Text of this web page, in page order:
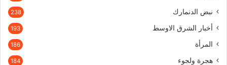
نبض الدنمارك 238
أخبار الشرق الاوسط 193
المرأة 186
هجرة ولجوء 184